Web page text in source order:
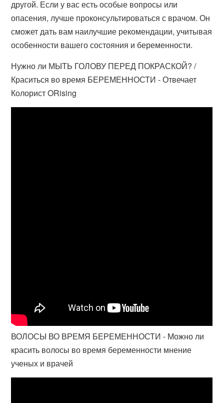
другой. Если у вас есть особые вопросы или
опасения, лучше проконсультироваться с врачом. Он
сможет дать вам наилучшие рекомендации, учитывая
особенности вашего состояния и беременности.
Нужно ли МЫТЬ ГОЛОВУ ПЕРЕД ПОКРАСКОЙ? /
Краситься во время БЕРЕМЕННОСТИ - Отвечает
Колорист ORising
ВОЛОСЫ ВО ВРЕМЯ БЕРЕМЕННОСТИ - Можно ли
красить волосы во время беременности мнение
ученых и врачей